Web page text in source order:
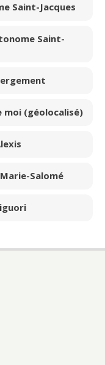
Saint-Jacques
Saint-
moi (géolocalisé)
Salomé